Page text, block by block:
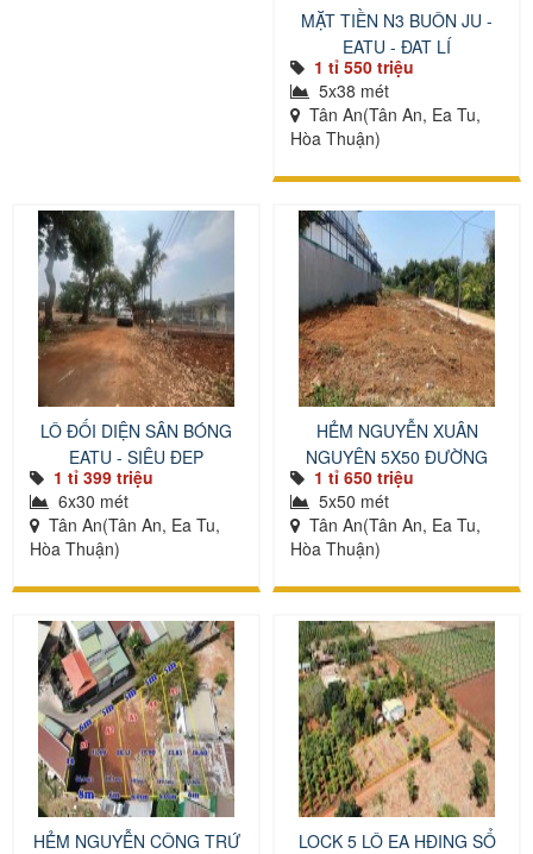
MẶT TIỀN N3 BUÔN JU -
EATU - ĐẠT LÍ
1 tỉ 550 triệu
5x38 mét
Tân An(Tân An, Ea Tu,
Hòa Thuận)
LÔ ĐỐI DIỆN SÂN BÓNG
EATU - SIÊU ĐẸP
1 tỉ 399 triệu
6x30 mét
Tân An(Tân An, Ea Tu,
Hòa Thuận)
HẺM NGUYỄN XUÂN
NGUYÊN 5X50 ĐƯỜNG
NHỰA
1 tỉ 650 triệu
5x50 mét
Tân An(Tân An, Ea Tu,
Hòa Thuận)
HẺM NGUYỄN CÔNG TRỨ
LOCK 5 LÔ EA HĐING SỔ